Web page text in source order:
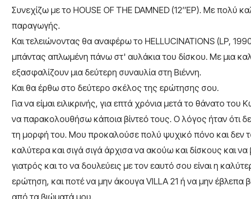
Συνεχίζω με το HOUSE OF THE DAMNED (12’’EP). Με πολύ
παραγωγής.
Και τελειώνοντας θα αναφέρω το HELLUCINATIONS (LP,
μπάντας απλωμένη πάνω στ' αυλάκια του δίσκου. Με μια
εξασφαλίζουν μια δεύτερη συναυλία στη Βιέννη.
Και θα έρθω στο δεύτερο σκέλος της ερώτησης σου.
Για να είμαι ειλικρινής, για επτά χρόνια μετά το θάνατο
να παρακολουθήσω κάποια βίντεό τους. O λόγος ήταν
τη μορφή του. Μου προκαλούσε πολύ ψυχικό πόνο και δεν
καλύτερα και σιγά σιγά άρχισα να ακούω και δίσκους και
γιατρός και το να δουλεύεις με τον εαυτό σου είναι η
ερώτηση, και ποτέ να μην άκουγα VILLA 21 ή να μην έβλεπα
από τα βιώματά μου.